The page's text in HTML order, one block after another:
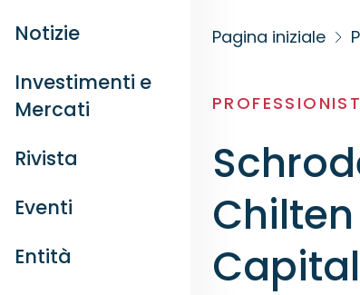
Notizie
Investimenti e
Mercati
Rivista
Eventi
Entità
Pagina iniziale